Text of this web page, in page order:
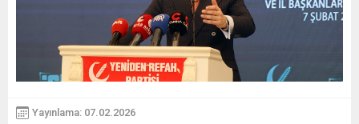
Yayınlama: 07.02.2026